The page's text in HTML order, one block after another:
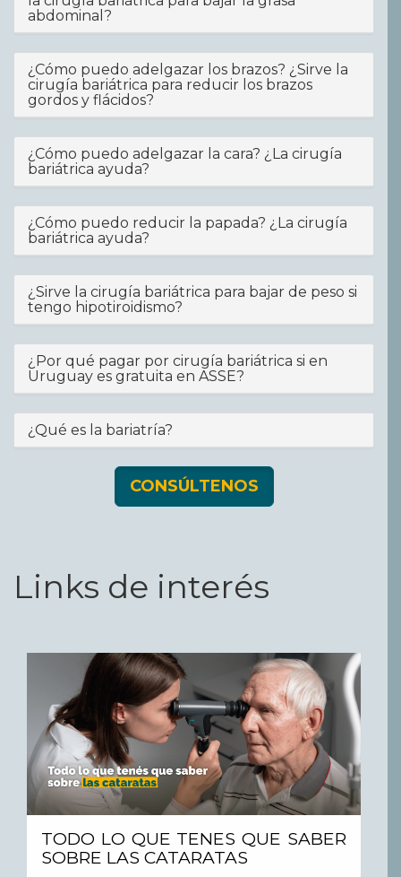
abdominal?
¿Cómo puedo adelgazar los brazos? ¿Sirve la
cirugía bariátrica para reducir los brazos
gordos y flácidos?
¿Cómo puedo adelgazar la cara? ¿La cirugía
bariátrica ayuda?
¿Cómo puedo reducir la papada? ¿La cirugía
bariátrica ayuda?
¿Sirve la cirugía bariátrica para bajar de peso si
tengo hipotiroidismo?
¿Por qué pagar por cirugía bariátrica si en
Uruguay es gratuita en ASSE?
¿Qué es la bariatría?
CONSÚLTENOS
Links de interés
TODO LO QUE TENES QUE SABER
SOBRE LAS CATARATAS